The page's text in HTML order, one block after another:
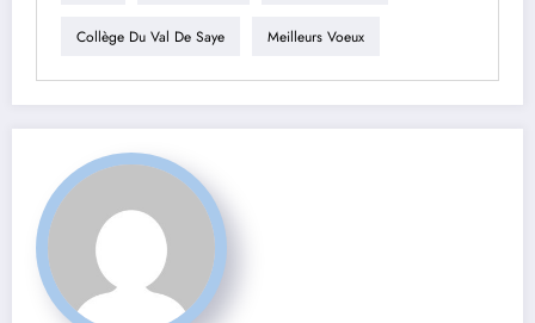
Collège Du Val De Saye Meilleurs Voeux